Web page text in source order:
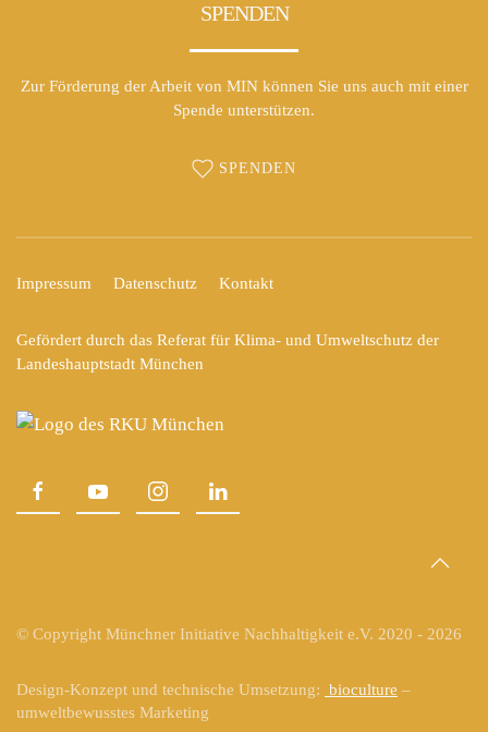
SPENDEN
Zur Förderung der Arbeit von MIN können Sie uns auch mit einer
Spende unterstützen.
SPENDEN
Impressum Datenschutz Kontakt
Gefördert durch das Referat für Klima- und Umweltschutz der
Landeshauptstadt München
© Copyright Münchner Initiative Nachhaltigkeit e.V. 2020 - 2026
Design-Konzept und technische Umsetzung: bioculture –
umweltbewusstes Marketing